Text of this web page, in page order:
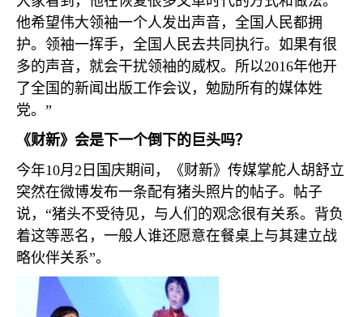
他希望伟大领袖一个人发出声音，全国人民都拥
护。领袖一挥手，全国人民去共同执行。如果有很
多的声音，就会干扰领袖的威权。所以2016年他开
了全国的新闻出版工作会议，勉励所有的媒体姓
党。”
《财新》会是下一个倒下的巨头吗？
今年10月 2 日国庆期间，《财新》传媒掌舵人胡舒立
突然在微博发布一条配有猪头照片的帖子。帖子
说，“猪头不受待见，与人们的观念很有关系。背负
着这等恶名，一般人谁还愿意在餐桌上与其建立战
略伙伴关系”。